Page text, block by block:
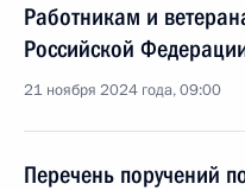
Работникам и
Российской
21 ноября 2024 года, 09:00
Перечень поручений